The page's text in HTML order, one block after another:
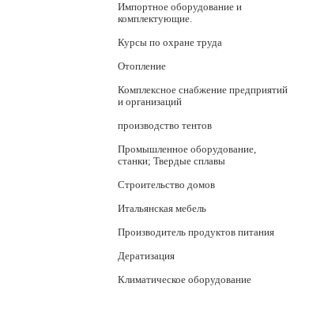
Импортное оборудование и
комплектующие.
Курсы по охране труда
Отопление
Комплексное снабжение предприятий
и организаций
производство тентов
Промышленное оборудование,
станки; Твердые сплавы
Строительство домов
Итальянская мебель
Производитель продуктов питания
Дератизация
Климатическое оборудование